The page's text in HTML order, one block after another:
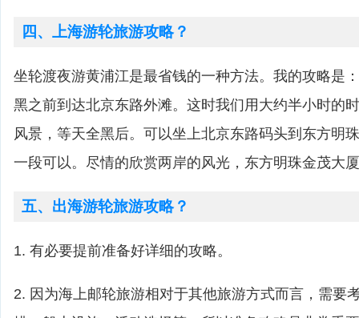
四、上海游轮旅游攻略？
坐轮渡夜游黄浦江是最省钱的一种方法。我的攻略是
黑之前到达北京东路外滩。这时我们用大约半小时的
风景，等天全黑后。可以坐上北京东路码头到东方明
一段可以。尽情的欣赏两岸的风光，东方明珠金茂大
五、出海游轮旅游攻略？
1. 有必要提前准备好详细的攻略。
2. 因为海上邮轮旅游相对于其他旅游方式而言，需要